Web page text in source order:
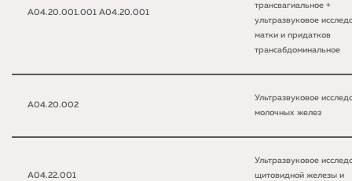
A04.20.001.001 A04.20.001
трансвагиальное +
ультразвуковое
матки и придатков
трансабдоминальное
A04.20.002
Ультразвуковое
молочных желез
A04.22.001
Ультразвуковое
щитовидной железы и